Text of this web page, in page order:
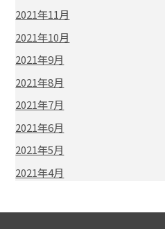
2021年11月
2021年10月
2021年9月
2021年8月
2021年7月
2021年6月
2021年5月
2021年4月